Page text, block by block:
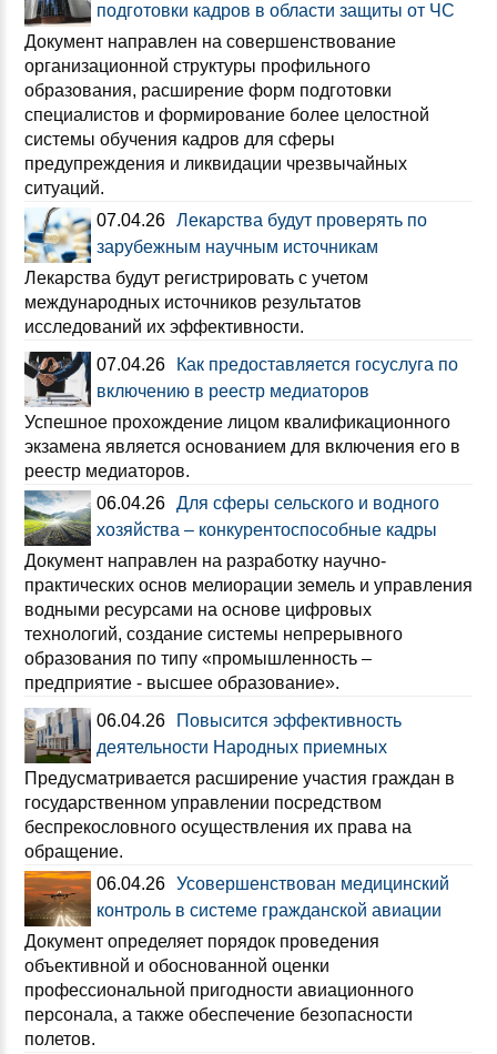
подготовки кадров в области защиты от ЧС
Документ направлен на совершенствование
организационной структуры профильного
образования, расширение форм подготовки
специалистов и формирование более целостной
системы обучения кадров для сферы
предупреждения и ликвидации чрезвычайных
ситуаций.
07.04.26 Лекарства будут проверять по
зарубежным научным источникам
Лекарства будут регистрировать с учетом
международных источников результатов
исследований их эффективности.
07.04.26
Как предоставляется госуслуга по
включению в реестр медиаторов
Успешное прохождение лицом квалификационного
экзамена является основанием для включения его в
реестр медиаторов.
06.04.26 Для сферы сельского и водного
хозяйства – конкурентоспособные кадры
Документ направлен на разработку научно-
практических основ мелиорации земель и управления
водными ресурсами на основе цифровых
технологий, создание системы непрерывного
образования по типу «промышленность –
предприятие - высшее образование».
06.04.26
Повысится эффективность
деятельности Народных приемных
Предусматривается расширение участия граждан в
государственном управлении посредством
беспрекословного осуществления их права на
обращение.
06.04.26 Усовершенствован медицинский
контроль в системе гражданской авиации
Документ определяет порядок проведения
объективной и обоснованной оценки
профессиональной пригодности авиационного
персонала, а также обеспечение безопасности
полетов.